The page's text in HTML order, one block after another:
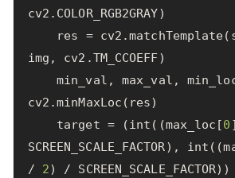
cv2 . COLOR_RGB2GRAY)
res
= cv2 .matchTemplate(
img , cv2 .TM_CCOEFF)
min_val , max_val ,
cv2 .minMaxLoc ( res)
target = (int ((max_loc [0 ]
SCREEN_SCALE_FACTOR), int ((
/
2) / SCREEN_SCALE_FACTOR))